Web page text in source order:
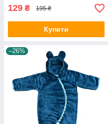
129 ₴ 195 ₴
Купити
–26%